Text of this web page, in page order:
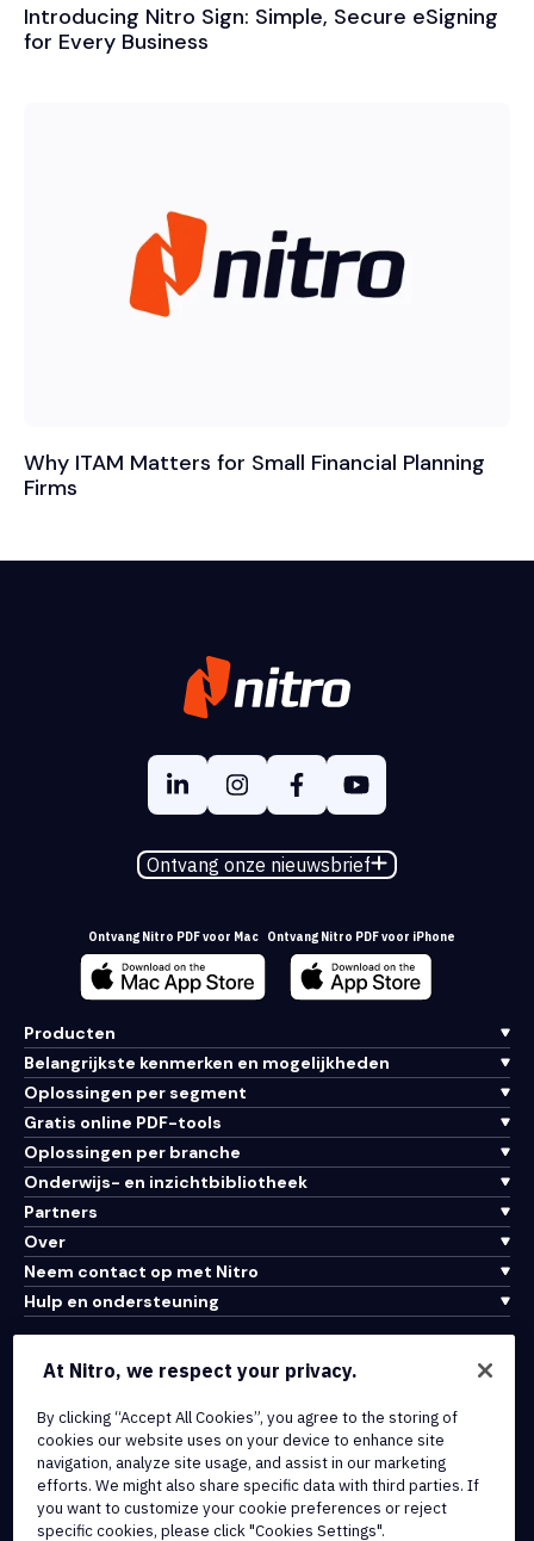
Introducing Nitro Sign: Simple, Secure eSigning
for Every Business
Why ITAM Matters for Small Financial Planning
Firms
Ontvang onze nieuwsbrief
Ontvang Nitro PDF voor Mac Ontvang Nitro PDF voor iPhone
Producten
Belangrijkste kenmerken en mogelijkheden
Oplossingen per segment
Gratis online PDF-tools
Oplossingen per branche
Onderwijs- en inzichtbibliotheek
Partners
Over
Neem contact op met Nitro
Hulp en ondersteuning
Integraties en API-connectiviteit
Cookiebeleid
Copyrightbeleid
Alle voorwaarden en beleidsmaatregelen
© 2026 Nitro Software, Inc. Inc. Alle rechten voorbehouden.
At Nitro, we respect your privacy.
By clicking “Accept All Cookies”, you agree to the storing of
cookies our website uses on your device to enhance site
navigation, analyze site usage, and assist in our marketing
efforts. We might also share specific data with third parties. If
you want to customize your cookie preferences or reject
specific cookies, please click "Cookies Settings".